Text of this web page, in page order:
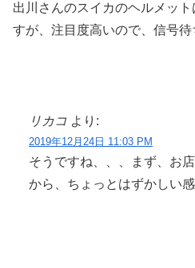
出川さんのスイカのヘルメッ
すが、注目度高いので、信号待
リカコ より:
2019年12月24日 11:03 PM
そうですね、、、まず、お
から、ちょっとはずかしい